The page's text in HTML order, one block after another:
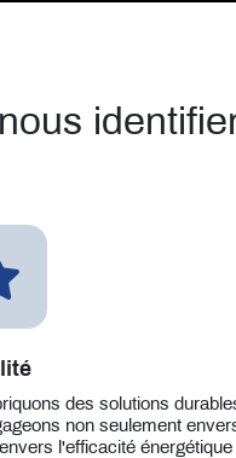
des solutions
non seulement
l'efficacité